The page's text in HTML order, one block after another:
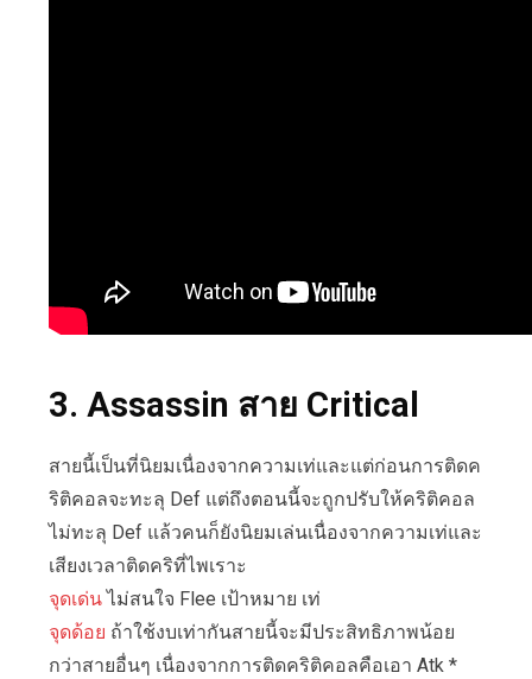
3. Assassin สาย Critical
สายนี้เป็นที่นิยมเนื่องจากความเท่และแต่ก่อนการติดค
ริติคอลจะทะลุ Def แต่ถึงตอนนี้จะถูกปรับให้คริติคอล
ไม่ทะลุ Def แล้วคนก็ยังนิยมเล่นเนื่องจากความเท่และ
เสียงเวลาติดคริที่ไพเราะ
จุดเด่นไม่สนใจ Flee เป้าหมาย เท่
จุดด้อย ถ้าใช้งบเท่ากันสายนี้จะมีประสิทธิภาพน้อย
กว่าสายอื่นๆ เนื่องจากการติดคริติคอลคือเอา Atk *